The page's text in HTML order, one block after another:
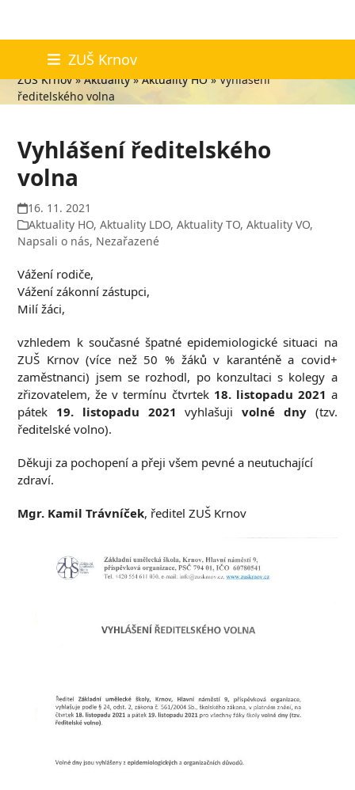
content
ZUŠ Krnov
Aktuality
ZUŠ Krnov»Aktuality»Aktuality HO»Vyhlášení
ředitelského volna
Vyhlášení ředitelského
volna
16. 11. 2021
Aktuality HO,Aktuality LDO,Aktuality TO,Aktuality VO,
Napsali o nás, Nezařazené
Vážení rodiče,
Vážení zákonní zástupci,
Milí žáci,
vzhledem k současné špatné epidemiologické situaci na
ZUŠ Krnov (více než 50 % žáků v karanténě a covid+
zaměstnanci) jsem se rozhodl, po konzultaci s kolegy a
zřizovatelem, že v termínu čtvrtek 18. listopadu 2021 a
pátek 19. listopadu 2021 vyhlašujivolné dny(tzv.
ředitelské volno).
Děkuji za pochopení a přeji všem pevné a neutuchající
zdraví.
Mgr. Kamil Trávníček, ředitel ZUŠ Krnov